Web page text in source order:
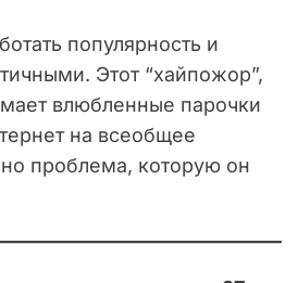
популярность и
Этот “хайпожор”,
влюбленные парочки
на всеобщее
проблема, которую он